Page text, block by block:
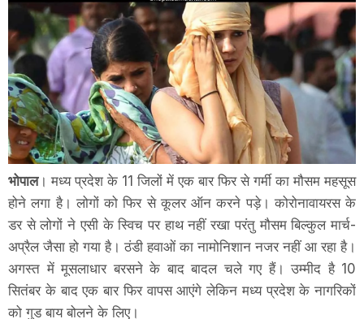
भोपाल। मध्य प्रदेश के 11 जिलों में एक बार फिर से गर्मी का मौसम महसूस
होने लगा है। लोगों को फिर से कूलर ऑन करने पड़े। कोरोनावायरस के
डर से लोगों ने एसी के स्विच पर हाथ नहीं रखा परंतु मौसम बिल्कुल मार्च-
अप्रैल जैसा हो गया है। ठंडी हवाओं का नामोनिशान नजर नहीं आ रहा है।
अगस्त में मूसलाधार बरसने के बाद बादल चले गए हैं। उम्मीद है 10
सितंबर के बाद एक बार फिर वापस आएंगे लेकिन मध्य प्रदेश के नागरिकों
को गुड बाय बोलने के लिए।